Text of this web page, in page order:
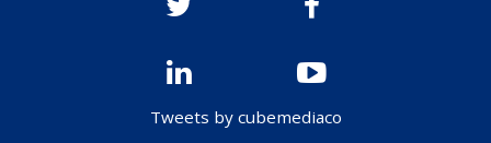
Tweets by cubemediaco